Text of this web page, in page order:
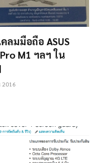
ลมมือถือ ASUS
M1 ฯลฯ ใน
2016